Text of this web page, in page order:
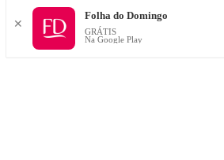
✕
Folha do Domingo
GRÁTIS
Na Google Play